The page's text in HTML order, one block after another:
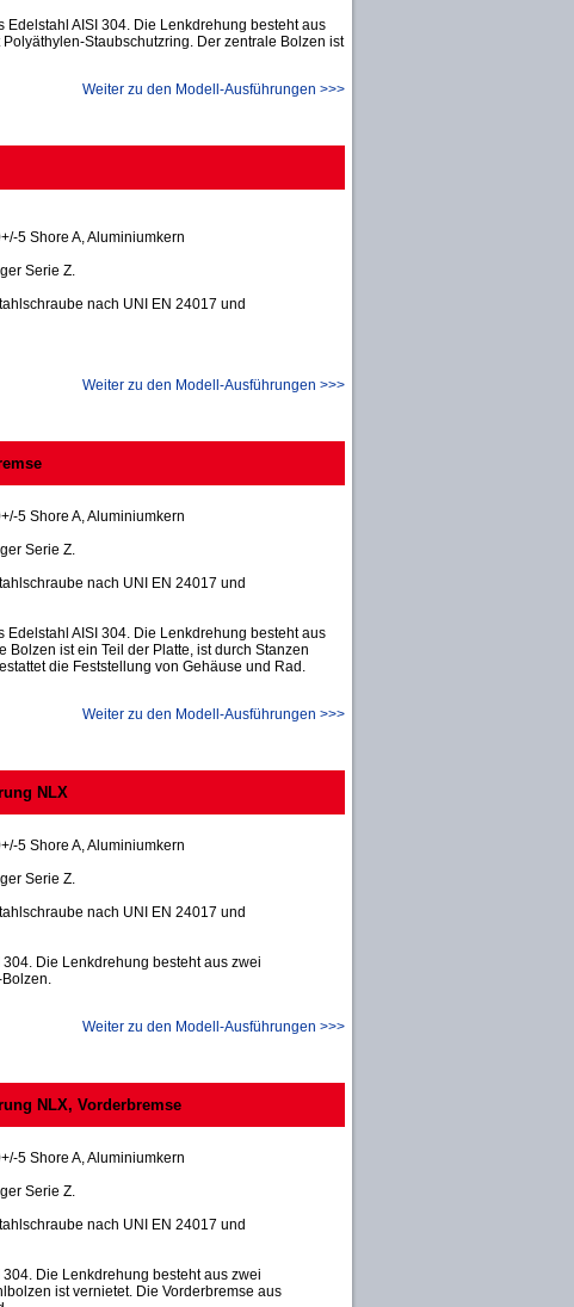
AISI 304. Die Lenkdrehung besteht aus
Staubschutzring. Der zentrale Bolzen ist
Weiter zu den Modell-Ausführungen >>>
5 Shore A, Aluminiumkern
Serie Z.
nach UNI EN 24017 und
Weiter zu den Modell-Ausführungen >>>
5 Shore A, Aluminiumkern
Serie Z.
nach UNI EN 24017 und
AISI 304. Die Lenkdrehung besteht aus
ist ein Teil der Platte, ist durch Stanzen
die Feststellung von Gehäuse und Rad.
Weiter zu den Modell-Ausführungen >>>
NLX
5 Shore A, Aluminiumkern
Serie Z.
nach UNI EN 24017 und
Die Lenkdrehung besteht aus zwei
Weiter zu den Modell-Ausführungen >>>
NLX, Vorderbremse
5 Shore A, Aluminiumkern
Serie Z.
nach UNI EN 24017 und
Die Lenkdrehung besteht aus zwei
ist vernietet. Die Vorderbremse aus